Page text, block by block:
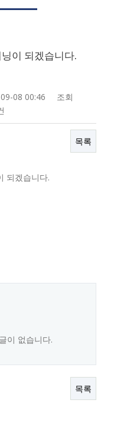
이 되겠습니다.
08 00:46
조회
목록
되겠습니다.
이 없습니다.
목록